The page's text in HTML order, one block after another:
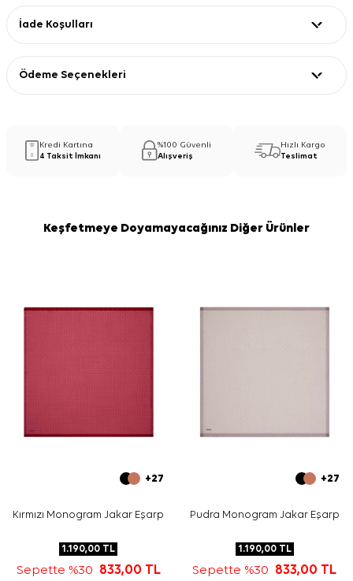
İade Koşulları
Ödeme Seçenekleri
Kredi Kartına
4 Taksit İmkanı
%100 Güvenli
Alışveriş
Hızlı Kargo
Teslimat
Keşfetmeye Doyamayacağınız Diğer Ürünler
+27
Kırmızı Monogram Jakar Eşarp
1.190,00 TL
Sepette %30 833,00 TL
+27
Pudra Monogram Jakar Eşarp
1.190,00TL
Sepette %30 833,00 TL